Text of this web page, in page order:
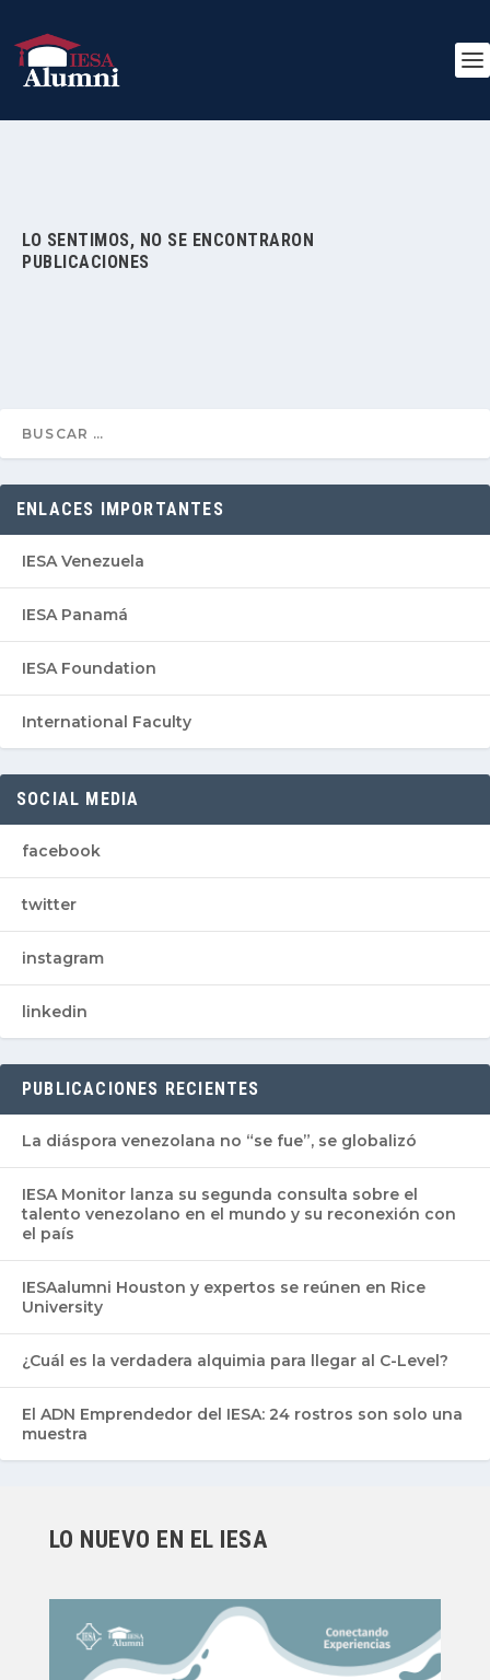
LO SENTIMOS, NO SE ENCONTRARON
PUBLICACIONES
ENLACES IMPORTANTES
IESA Venezuela
IESA Panamá
IESA Foundation
International Faculty
SOCIAL MEDIA
facebook
twitter
instagram
linkedin
PUBLICACIONES RECIENTES
La diáspora venezolana no “se fue”, se globalizó
IESA Monitor lanza su segunda consulta sobre el
talento venezolano en el mundo y su reconexión con
el país
IESAalumni Houston y expertos se reúnen en Rice
University
¿Cuál es la verdadera alquimia para llegar al C-Level?
El ADN Emprendedor del IESA: 24 rostros son solo una
muestra
LO NUEVO EN EL IESA